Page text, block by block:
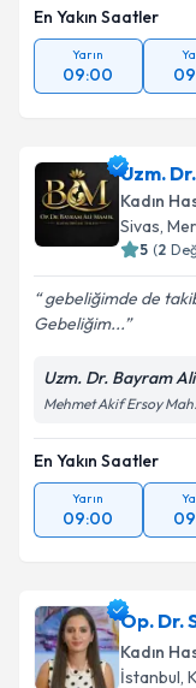
En Yakın Saatler
Yarın
09:00
Uzm.
Kadın
Sivas,
5 (2
gebeliğimde de
Gebeliğim...
Uzm. Dr. Bayram
Mehmet Akif Ersoy
En Yakın Saatler
Yarın
09:00
Op. Dr.
Kadın
İstanbul,